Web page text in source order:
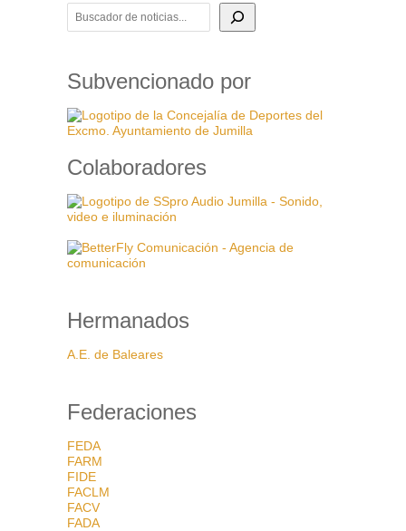
BUSCADOR DE NOTICIAS
Subvencionado por
Colaboradores
Hermanados
A.E. de Baleares
Federaciones
FEDA
FARM
FIDE
FACLM
FACV
FADA